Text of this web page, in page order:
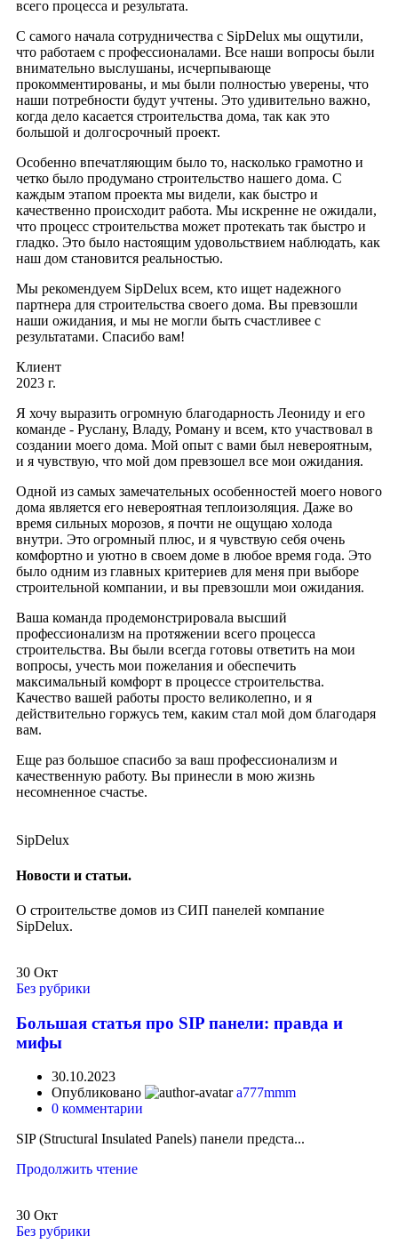
всего процесса и результата.
С самого начала сотрудничества с SipDelux мы ощутили,
что работаем с профессионалами. Все наши вопросы были
внимательно выслушаны, исчерпывающе
прокомментированы, и мы были полностью уверены, что
наши потребности будут учтены. Это удивительно важно,
когда дело касается строительства дома, так как это
большой и долгосрочный проект.
Особенно впечатляющим было то, насколько грамотно и
четко было продумано строительство нашего дома. С
каждым этапом проекта мы видели, как быстро и
качественно происходит работа. Мы искренне не ожидали,
что процесс строительства может протекать так быстро и
гладко. Это было настоящим удовольствием наблюдать, как
наш дом становится реальностью.
Мы рекомендуем SipDelux всем, кто ищет надежного
партнера для строительства своего дома. Вы превзошли
наши ожидания, и мы не могли быть счастливее с
результатами. Спасибо вам!
Клиент
2023 г.
Я хочу выразить огромную благодарность Леониду и его
команде - Руслану, Владу, Роману и всем, кто участвовал в
создании моего дома. Мой опыт с вами был невероятным,
и я чувствую, что мой дом превзошел все мои ожидания.
Одной из самых замечательных особенностей моего нового
дома является его невероятная теплоизоляция. Даже во
время сильных морозов, я почти не ощущаю холода
внутри. Это огромный плюс, и я чувствую себя очень
комфортно и уютно в своем доме в любое время года. Это
было одним из главных критериев для меня при выборе
строительной компании, и вы превзошли мои ожидания.
Ваша команда продемонстрировала высший
профессионализм на протяжении всего процесса
строительства. Вы были всегда готовы ответить на мои
вопросы, учесть мои пожелания и обеспечить
максимальный комфорт в процессе строительства.
Качество вашей работы просто великолепно, и я
действительно горжусь тем, каким стал мой дом благодаря
вам.
Еще раз большое спасибо за ваш профессионализм и
качественную работу. Вы принесли в мою жизнь
несомненное счастье.
SipDelux
Новости и статьи.
О строительстве домов из СИП панелей компание
SipDelux.
30 Окт
Без рубрики
Большая статья про SIP панели: правда и
мифы
30.10.2023
Опубликовано
a777mmm
0 комментарии
SIP (Structural Insulated Panels) панели предста...
Продолжить чтение
30 Окт
Без рубрики